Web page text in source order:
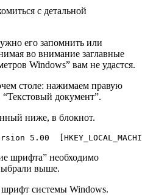
с детальной
его запомнить или
во внимание заглавные
Windows” вам не удастся.
столе: нажимаем правую
документ”.
ниже, в блокнот.
5.00
шрифта” необходимо
выше.
шрифт системы Windows.